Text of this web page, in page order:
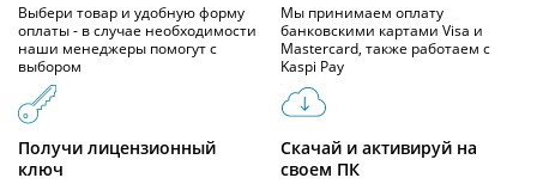
Выбери товар и удобную форму
оплаты - в случае необходимости
наши менеджеры помогут с
выбором
Мы принимаем оплату
банковскими картами Visa и
Mastercard, также работаем с
Kaspi Pay
Получи лицензионный
ключ
Скачай и активируй на
своем ПК